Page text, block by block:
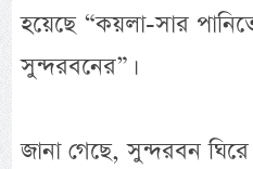
হয়েছে “কয়লা-সার
সুন্দরবনের”।
জানা গেছে, সুন্দরবন